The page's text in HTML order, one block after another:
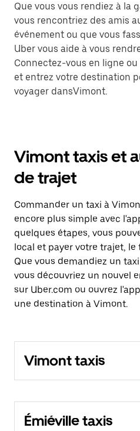
Que vous vous rendiez à la
vous rencontriez des amis
événement ou que vous
Uber vous aide à vous
Connectez-vous en ligne
et entrez votre destination
voyager dansVimont.
Vimont taxis et
de trajet
Commander un taxi à
encore plus simple avec
quelques étapes, vous
local et payer votre trajet,
Que vous demandiez un
vous découvriez un nouvel
sur Uber.com ou ouvrez
une destination à Vimont.
Vimont taxis
Émiéville taxis